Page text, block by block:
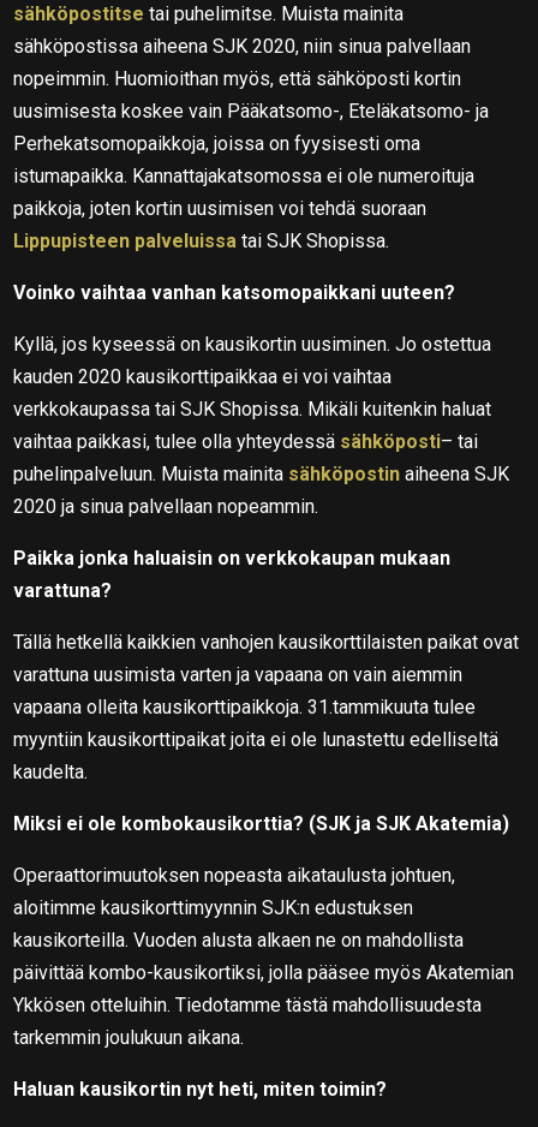
sähköpostitse tai puhelimitse. Muista mainita
sähköpostissa aiheena SJK 2020, niin sinua palvellaan
nopeimmin. Huomioithan myös, että sähköposti kortin
uusimisesta koskee vain Pääkatsomo-, Eteläkatsomo- ja
Perhekatsomopaikkoja, joissa on fyysisesti oma
istumapaikka. Kannattajakatsomossa ei ole numeroituja
paikkoja, joten kortin uusimisen voi tehdä suoraan
Lippupisteen palveluissa tai SJK Shopissa.
Voinko vaihtaa vanhan katsomopaikkani uuteen?
Kyllä, jos kyseessä on kausikortin uusiminen. Jo ostettua
kauden 2020 kausikorttipaikkaa ei voi vaihtaa
verkkokaupassa tai SJK Shopissa. Mikäli kuitenkin haluat
vaihtaa paikkasi, tulee olla yhteydessä sähköposti– tai
puhelinpalveluun. Muista mainita sähköpostin aiheena SJK
2020 ja sinua palvellaan nopeammin.
Paikka jonka haluaisin on verkkokaupan mukaan
varattuna?
Tällä hetkellä kaikkien vanhojen kausikorttilaisten paikat ovat
varattuna uusimista varten ja vapaana on vain aiemmin
vapaana olleita kausikorttipaikkoja. 31.tammikuuta tulee
myyntiin kausikorttipaikat joita ei ole lunastettu edelliseltä
kaudelta.
Miksi ei ole kombokausikorttia? (SJK ja SJK Akatemia)
Operaattorimuutoksen nopeasta aikataulusta johtuen,
aloitimme kausikorttimyynnin SJK:n edustuksen
kausikorteilla. Vuoden alusta alkaen ne on mahdollista
päivittää kombo-kausikortiksi, jolla pääsee myös Akatemian
Ykkösen otteluihin. Tiedotamme tästä mahdollisuudesta
tarkemmin joulukuun aikana.
Haluan kausikortin nyt heti, miten toimin?